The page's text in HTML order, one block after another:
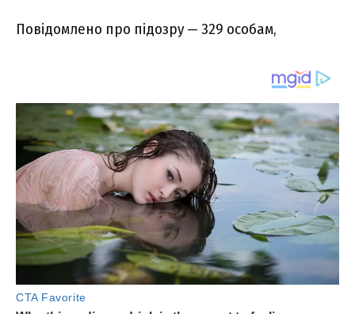
Повідомлено про підозру — 329 особам,